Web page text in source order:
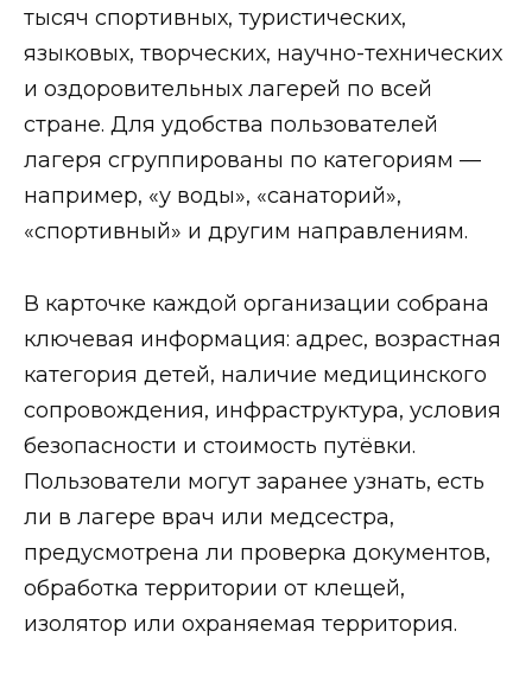
тысяч спортивных, туристических,
языковых, творческих, научно-технических
и оздоровительных лагерей по всей
стране. Для удобства пользователей
лагеря сгруппированы по категориям —
например, «у воды», «санаторий»,
«спортивный» и другим направлениям.
В карточке каждой организации собрана
ключевая информация: адрес, возрастная
категория детей, наличие медицинского
сопровождения, инфраструктура, условия
безопасности и стоимость путёвки.
Пользователи могут заранее узнать, есть
ли в лагере врач или медсестра,
предусмотрена ли проверка документов,
обработка территории от клещей,
изолятор или охраняемая территория.